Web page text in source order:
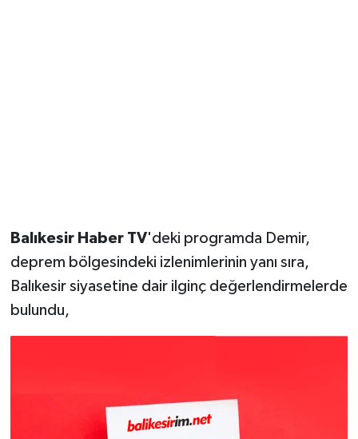
Balıkesir Haber TV'deki programda Demir,
deprem bölgesindeki izlenimlerinin yanı sıra,
Balıkesir siyasetine dair ilginç değerlendirmelerde
bulundu,